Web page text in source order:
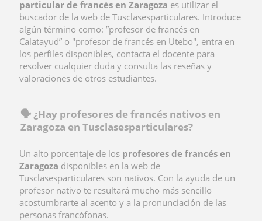
particular de francés en Zaragoza es utilizar el
buscador de la web de Tusclasesparticulares. Introduce
algún término como: ”profesor de francés en
Calatayud” o "profesor de francés en Utebo", entra en
los perfiles disponibles, contacta el docente para
resolver cualquier duda y consulta las reseñas y
valoraciones de otros estudiantes.
🗣️ ¿Hay profesores de francés nativos en
Zaragoza en Tusclasesparticulares?
Un alto porcentaje de los profesores de francés en
Zaragoza disponibles en la web de
Tusclasesparticulares son nativos. Con la ayuda de un
profesor nativo te resultará mucho más sencillo
acostumbrarte al acento y a la pronunciación de las
personas francófonas.